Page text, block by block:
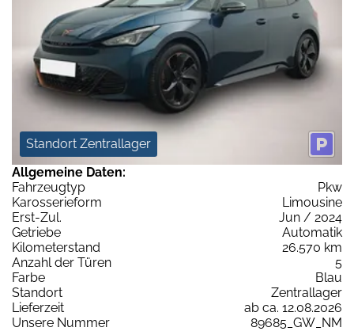
Standort Zentrallager
Allgemeine Daten:
Fahrzeugtyp
Pkw
Karosserieform
Limousine
Erst-Zul.
Jun / 2024
Getriebe
Automatik
Kilometerstand
26.570 km
Anzahl der Türen
5
Farbe
Blau
Standort
Zentrallager
Lieferzeit
ab ca. 12.08.2026
Unsere Nummer
89685_GW_NM